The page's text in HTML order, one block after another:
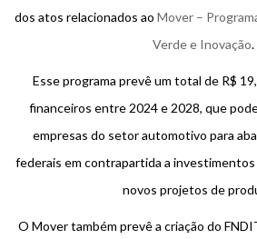
dos atos relacionados ao Mover –
Verde e Inovação.
Esse programa prevê um total de R$
financeiros entre 2024 e 2028, que
empresas do setor automotivo para
federais em contrapartida a investimentos
novos projetos de
O Mover também prevê a criação do